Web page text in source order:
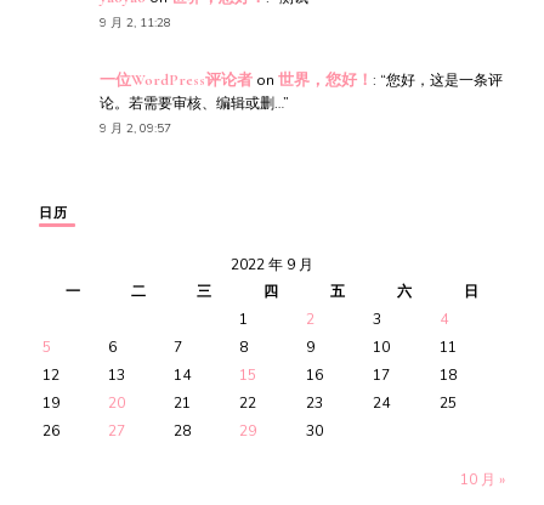
9 月 2, 11:28
一位WordPress评论者 on 世界，您好！ : “您好，这是一条评
论。若需要审核、编辑或删…”
9 月 2, 09:57
日历
2022 年 9 月
一
二 三 四 五 六
日
1
2 3
4
5
6 7 8 9 10
11
12
13 14 15 16 17
18
19
20 21 22 23 24
25
26
27 28 29 30
10 月 »